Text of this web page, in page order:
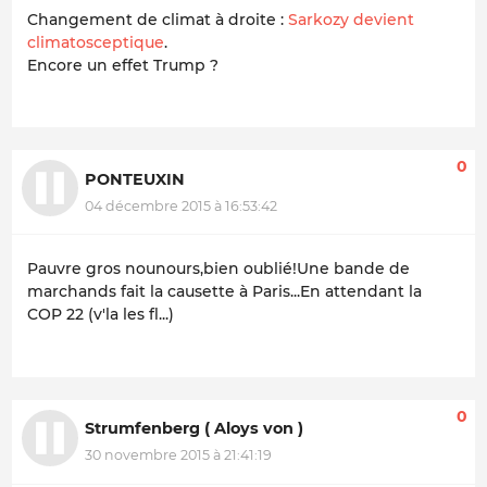
Changement de climat à droite : Sarkozy devient
climatosceptique.
Encore un effet Trump ?
PONTEUXIN
04 décembre 2015 à 16:53:42
0
Pauvre gros nounours,bien oublié!Une bande de
marchands fait la causette à Paris...En attendant la
COP 22 (v'la les fl...)
Strumfenberg ( Aloys von )
30 novembre 2015 à 21:41:19
0